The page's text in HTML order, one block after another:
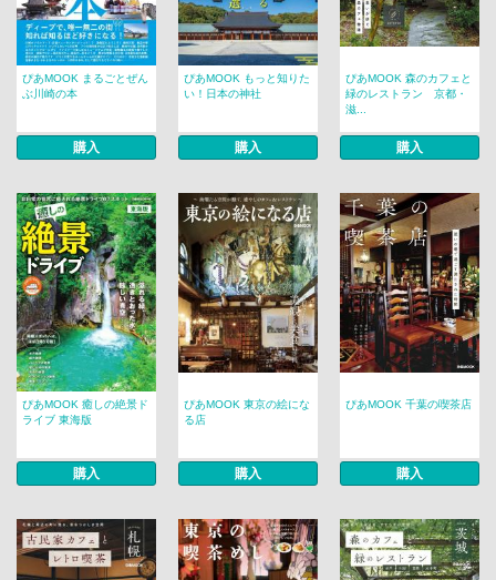
ぴあMOOK まるごとぜん
ぶ川崎の本
購入
ぴあMOOK もっと知りた
い！日本の神社
購入
ぴあMOOK 森のカフェと
緑のレストラン 京都・
滋...
購入
ぴあMOOK 癒しの絶景ド
ライブ 東海版
購入
ぴあMOOK 東京の絵にな
る店
購入
ぴあMOOK 千葉の喫茶店
購入